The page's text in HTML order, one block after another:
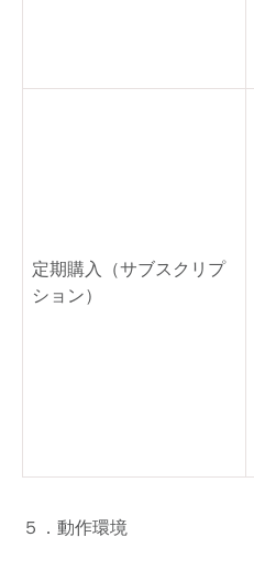
定期購入（サブスクリプ
ション）
５．動作環境